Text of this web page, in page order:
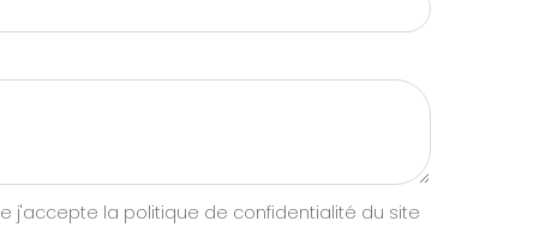
j'accepte la politique de confidentialité du site